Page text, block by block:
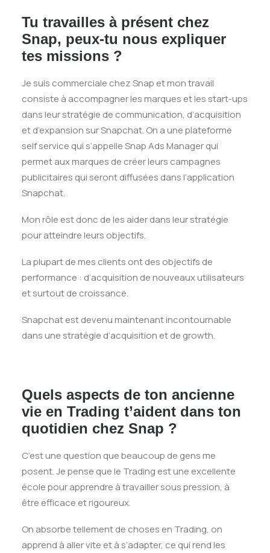
Tu travailles à présent chez
Snap, peux-tu nous expliquer
tes missions ?
Je suis commerciale chez Snap et mon travail
consiste à accompagner les marques et les start-ups
dans leur stratégie de communication, d’acquisition
et d’expansion sur Snapchat. On a une plateforme
self service qui s’appelle Snap Ads Manager qui
permet aux marques de créer leurs campagnes
publicitaires qui seront diffusées dans l’application
Snapchat.
Mon rôle est donc de les aider dans leur stratégie
pour atteindre leurs objectifs.
La plupart de mes clients ont des objectifs de
performance : d’acquisition de nouveaux utilisateurs
et surtout de croissance.
Snapchat est devenu maintenant incontournable
dans une stratégie d’acquisition et de growth.
Quels aspects de ton ancienne
vie en Trading t’aident dans ton
quotidien chez Snap ?
C’est une question que beaucoup de gens me
posent. Je pense que le Trading est une excellente
école pour apprendre à travailler sous pression, à
être efficace et rigoureux.
On absorbe tellement de choses en Trading, on
apprend à aller vite et à s’adapter, ce qui rend les